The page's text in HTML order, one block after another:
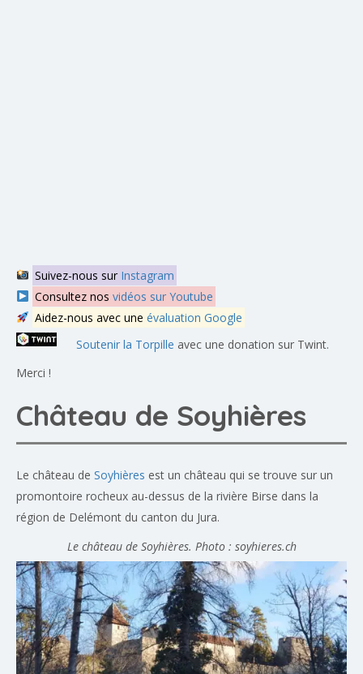
Suivez-nous sur Instagram
Consultez nos vidéos sur Youtube
Aidez-nous avec une évaluation Google
Soutenir la Torpille avec une donation sur Twint.
Merci !
Château de Soyhières
Le château de Soyhières est un château qui se trouve sur un
promontoire rocheux au-dessus de la rivière Birse dans la
région de Delémont du canton du Jura.
Le château de Soyhières. Photo : soyhieres.ch